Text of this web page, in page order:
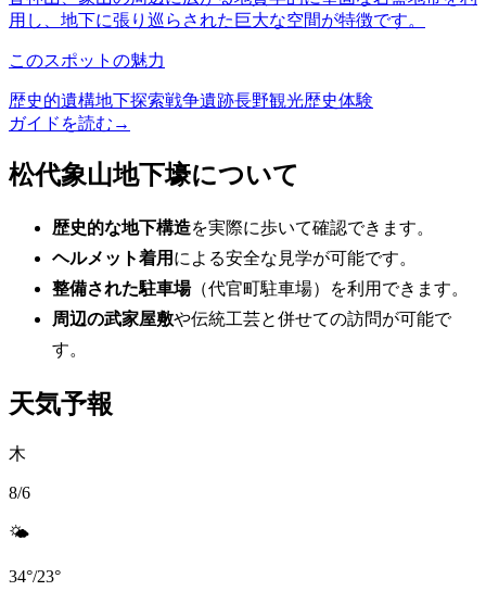
用し、地下に張り巡らされた巨大な空間が特徴です。
このスポットの魅力
歴史的遺構地下探索戦争遺跡長野観光歴史体験
ガイドを読む →
松代象山地下壕について
歴史的な地下構造を実際に歩いて確認できます。
ヘルメット着用 による安全な見学が可能です。
整備された駐車場（代官町駐車場）を利用できます。
周辺の武家屋敷や伝統工芸と併せての訪問が可能で
す。
天気予報
木
8/6
🌤️
34°/23°